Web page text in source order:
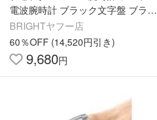
電波腕時計 ブラック文字盤 ブラッ
クレザーベルト 国内正規品 WVA-
M630L-1A2JF
BRIGHTヤフー店
60％OFF (14,520円引き)
9,680円